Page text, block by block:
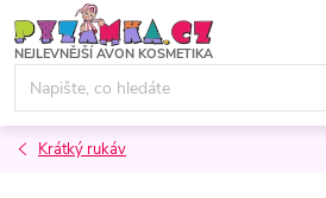
na
obsah
Krátký rukáv